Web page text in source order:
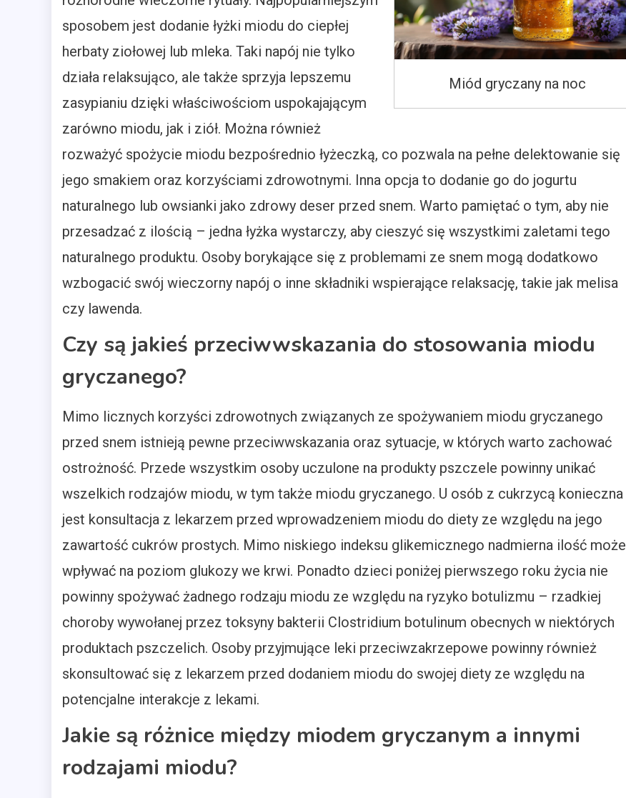
Miód gryczany na noc
sposobem jest dodanie łyżki miodu do ciepłej
herbaty ziołowej lub mleka. Taki napój nie tylko
działa relaksująco, ale także sprzyja lepszemu
zasypianiu dzięki właściwościom uspokajającym
zarówno miodu, jak i ziół. Można również
rozważyć spożycie miodu bezpośrednio łyżeczką, co pozwala na pełne delektowanie się
jego smakiem oraz korzyściami zdrowotnymi. Inna opcja to dodanie go do jogurtu
naturalnego lub owsianki jako zdrowy deser przed snem. Warto pamiętać o tym, aby nie
przesadzać z ilością – jedna łyżka wystarczy, aby cieszyć się wszystkimi zaletami tego
naturalnego produktu. Osoby borykające się z problemami ze snem mogą dodatkowo
wzbogacić swój wieczorny napój o inne składniki wspierające relaksację, takie jak melisa
czy lawenda.
Czy są jakieś przeciwwskazania do stosowania miodu
gryczanego?
Mimo licznych korzyści zdrowotnych związanych ze spożywaniem miodu gryczanego
przed snem istnieją pewne przeciwwskazania oraz sytuacje, w których warto zachować
ostrożność. Przede wszystkim osoby uczulone na produkty pszczele powinny unikać
wszelkich rodzajów miodu, w tym także miodu gryczanego. U osób z cukrzycą konieczna
jest konsultacja z lekarzem przed wprowadzeniem miodu do diety ze względu na jego
zawartość cukrów prostych. Mimo niskiego indeksu glikemicznego nadmierna ilość może
wpływać na poziom glukozy we krwi. Ponadto dzieci poniżej pierwszego roku życia nie
powinny spożywać żadnego rodzaju miodu ze względu na ryzyko botulizmu – rzadkiej
choroby wywołanej przez toksyny bakterii Clostridium botulinum obecnych w niektórych
produktach pszczelich. Osoby przyjmujące leki przeciwzakrzepowe powinny również
skonsultować się z lekarzem przed dodaniem miodu do swojej diety ze względu na
potencjalne interakcje z lekami.
Jakie są różnice między miodem gryczanym a innymi
rodzajami miodu?